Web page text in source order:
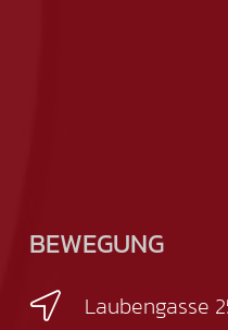
BEWEGUNG
Laubengasse